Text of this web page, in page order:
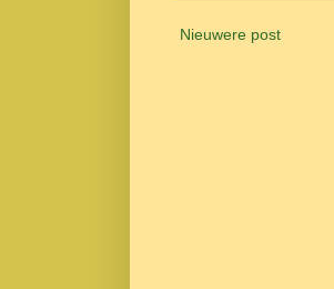
Nieuwere post